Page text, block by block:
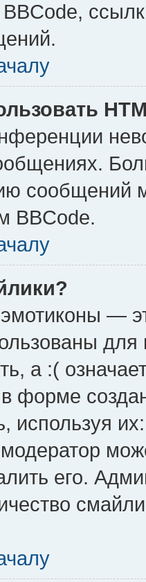
BBCode,
сообщений
BBCode.
—
а :(
форме
используя
его.